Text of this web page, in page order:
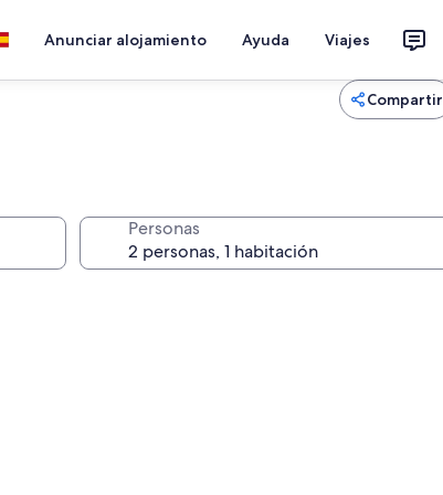
Anunciar alojamiento Ayuda Viajes
Compartir
Personas